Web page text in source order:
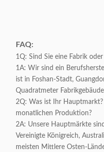
FAQ:
1Q: Sind Sie eine Fabrik
1A: Wir sind ein
ist in Foshan-Stadt,
Quadratmeter
2Q: Was ist Ihr
monatlichen Produktion?
2A: Unsere Hauptmärkte
Vereinigte Königreich,
meisten Mittlere Osten-